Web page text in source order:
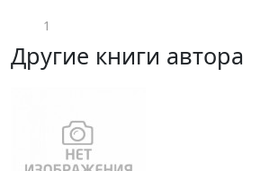
1
Другие книги автора